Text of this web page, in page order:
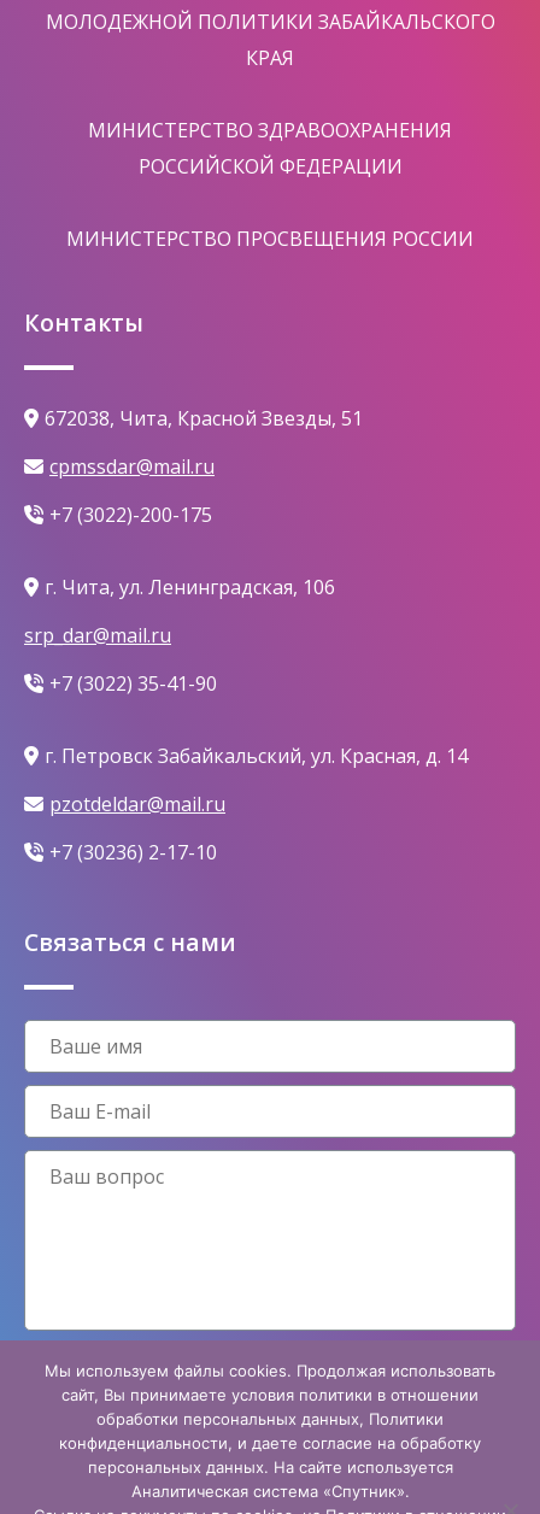
МОЛОДЕЖНОЙ ПОЛИТИКИ ЗАБАЙКАЛЬСКОГО
КРАЯ
МИНИСТЕРСТВО ЗДРАВООХРАНЕНИЯ
РОССИЙСКОЙ ФЕДЕРАЦИИ
МИНИСТЕРСТВО ПРОСВЕЩЕНИЯ РОССИИ
Контакты
672038, Чита, Красной Звезды, 51
cpmssdar@mail.ru
+7 (3022)-200-175
г. Чита, ул. Ленинградская, 106
srp_dar@mail.ru
+7 (3022) 35-41-90
г. Петровск Забайкальский, ул. Красная, д. 14
pzotdeldar@mail.ru
+7 (30236) 2-17-10
Связаться с нами
Принимаю условияполитики конфиденциальности
Мы используем файлы cookies. Продолжая использовать
сайт, Вы принимаете условия политики в отношении
обработки персональных данных, Политики
конфиденциальности, и даете согласие на обработку
персональных данных. На сайте используется
Аналитическая система «Спутник».